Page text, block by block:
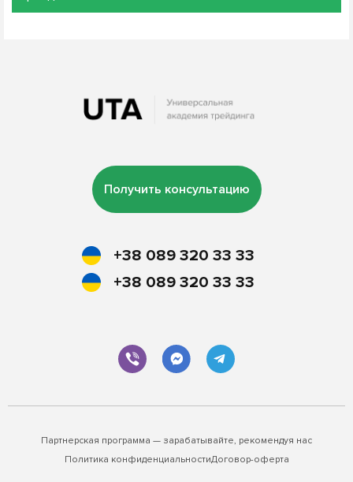
Получить консультацию
+38 089 320 33 33
+38 089 320 33 33
Партнерская программа — зарабатывайте, рекомендуя нас
Политика конфиденциальностиДоговор-оферта